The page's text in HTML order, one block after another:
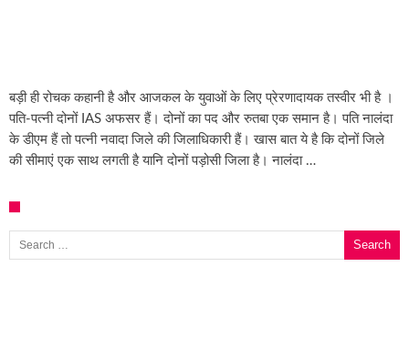
बड़ी ही रोचक कहानी है और आजकल के युवाओं के लिए प्रेरणादायक तस्वीर भी है ।
पति-पत्नी दोनों IAS अफसर हैं। दोनों का पद और रुतबा एक समान है। पति नालंदा
के डीएम हैं तो पत्नी नवादा जिले की जिलाधिकारी हैं। खास बात ये है कि दोनों जिले
की सीमाएं एक साथ लगती है यानि दोनों पड़ोसी जिला है। नालंदा …
Search for: